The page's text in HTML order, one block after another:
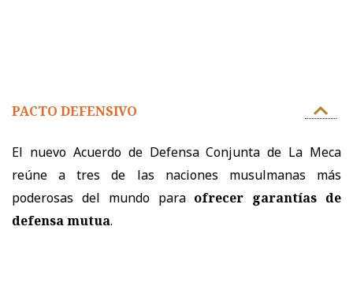
PACTO DEFENSIVO
El nuevo Acuerdo de Defensa Conjunta de La Meca
reúne a tres de las naciones musulmanas más
poderosas del mundo para ofrecer garantías de
defensa mutua.